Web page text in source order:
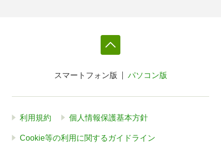
スマートフォン版 パソコン版
利用規約 個人情報保護基本方針
Cookie等の利用に関するガイドライン